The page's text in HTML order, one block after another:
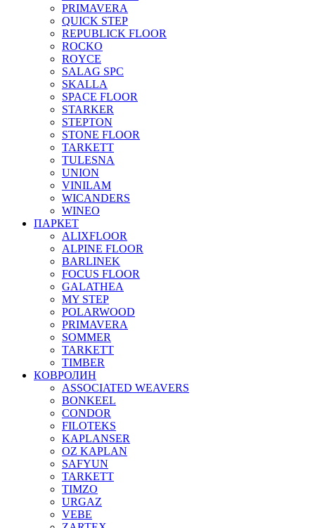
PRIMAVERA
QUICK STEP
REPUBLICK FLOOR
ROCKO
ROYCE
SALAG SPC
SKALLA
SPACE FLOOR
STARKER
STEPTON
STONE FLOOR
TARKETT
TULESNA
UNION
VINILAM
WICANDERS
WINEO
ПАРКЕТ
ALIXFLOOR
ALPINE FLOOR
BARLINEK
FOCUS FLOOR
GALATHEA
MY STEP
POLARWOOD
PRIMAVERA
SOMMER
TARKETT
TIMBER
КОВРОЛИН
ASSOCIATED WEAVERS
BONKEEL
CONDOR
FILOTEKS
KAPLANSER
OZ KAPLAN
SAFYUN
TARKETT
TIMZO
URGAZ
VEBE